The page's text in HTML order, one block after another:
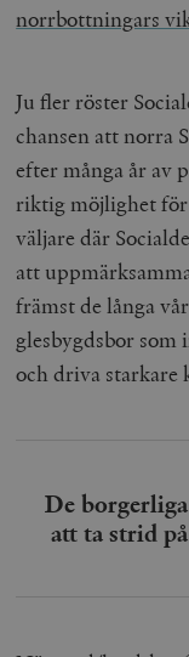
norrbottningars
Ju fler röster
chansen att norra
efter många år av
riktig möjlighet
väljare där
att
främst de långa
glesbygdsbor
och driva starkare
De
att ta strid